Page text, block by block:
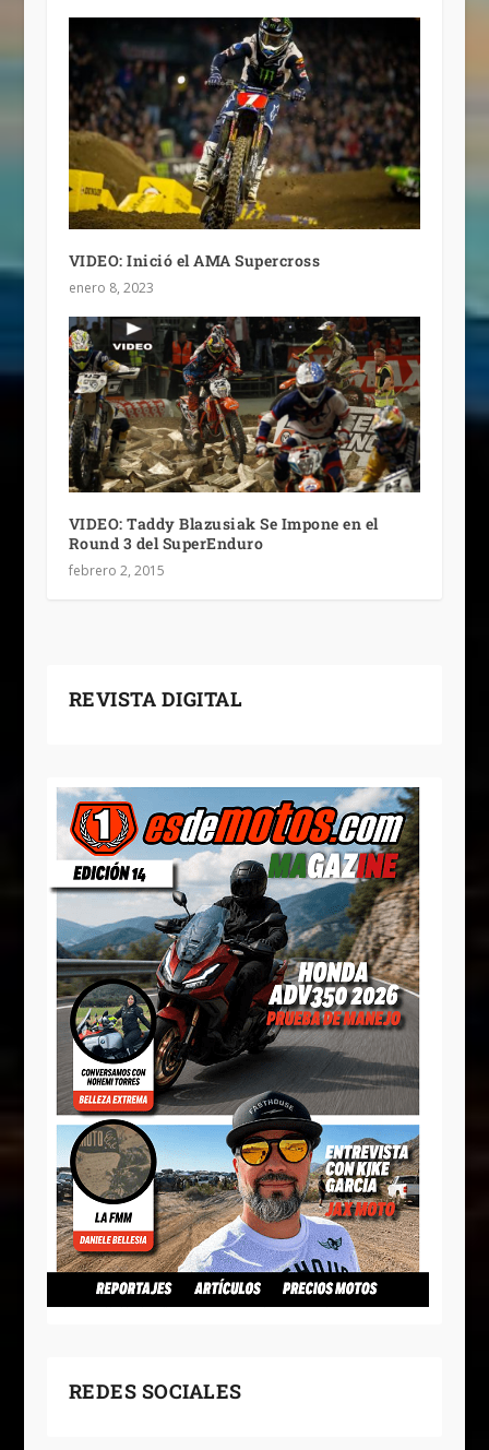
VIDEO: Inició el AMA Supercross
enero 8, 2023
VIDEO: Taddy Blazusiak Se Impone en el
Round 3 del SuperEnduro
febrero 2, 2015
REVISTA DIGITAL
REDES SOCIALES